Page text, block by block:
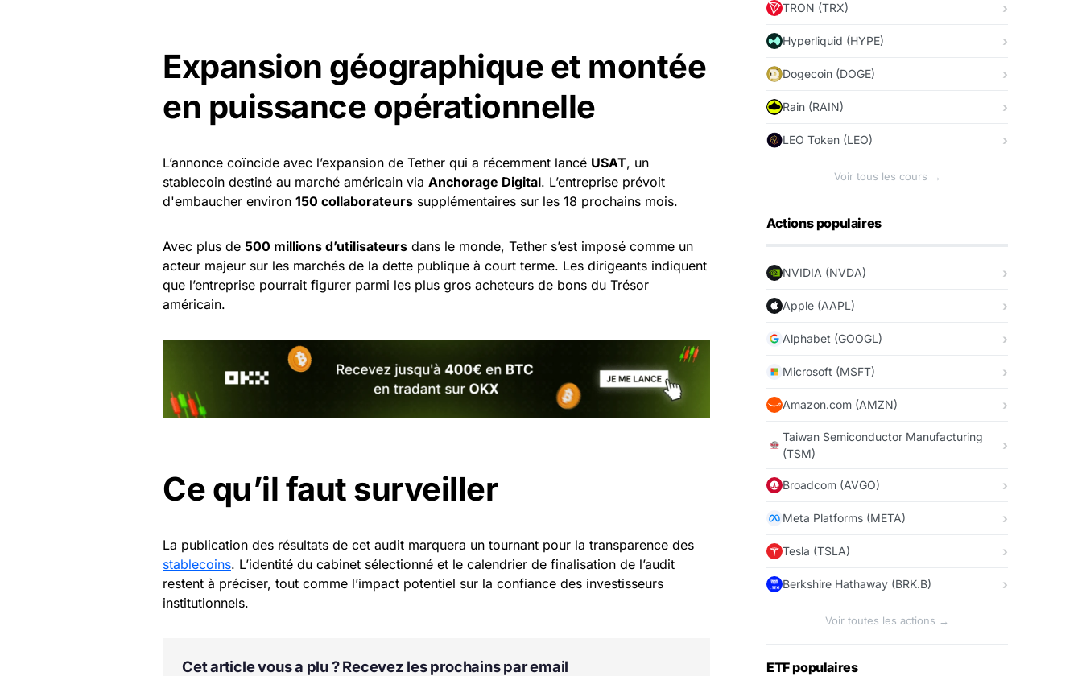
Expansion géographique et montée
en puissance opérationnelle
L’annonce coïncide avec l’expansion de Tether qui a récemment lancé USAT, un
stablecoin destiné au marché américain via Anchorage Digital. L’entreprise prévoit
d'embaucher environ 150 collaborateurs supplémentaires sur les 18 prochains mois.
Avec plus de 500 millions d’utilisateurs dans le monde, Tether s’est imposé comme un
acteur majeur sur les marchés de la dette publique à court terme. Les dirigeants indiquent
que l’entreprise pourrait figurer parmi les plus gros acheteurs de bons du Trésor
américain.
Ce qu’il faut surveiller
La publication des résultats de cet audit marquera un tournant pour la transparence des
stablecoins. L’identité du cabinet sélectionné et le calendrier de finalisation de l’audit
restent à préciser, tout comme l’impact potentiel sur la confiance des investisseurs
institutionnels.
Cet article vous a plu ? Recevez les prochains par email
TRON (TRX)
Hyperliquid (HYPE)
Dogecoin (DOGE)
Rain (RAIN)
LEO Token (LEO)
Voir tous les cours →
Actions populaires
NVIDIA (NVDA)
Apple (AAPL)
Alphabet (GOOGL)
Microsoft (MSFT)
Amazon.com (AMZN)
Taiwan Semiconductor Manufacturing
(TSM)
Broadcom (AVGO)
Meta Platforms (META)
Tesla (TSLA)
Berkshire Hathaway (BRK.B)
Voir toutes les actions →
ETF populaires